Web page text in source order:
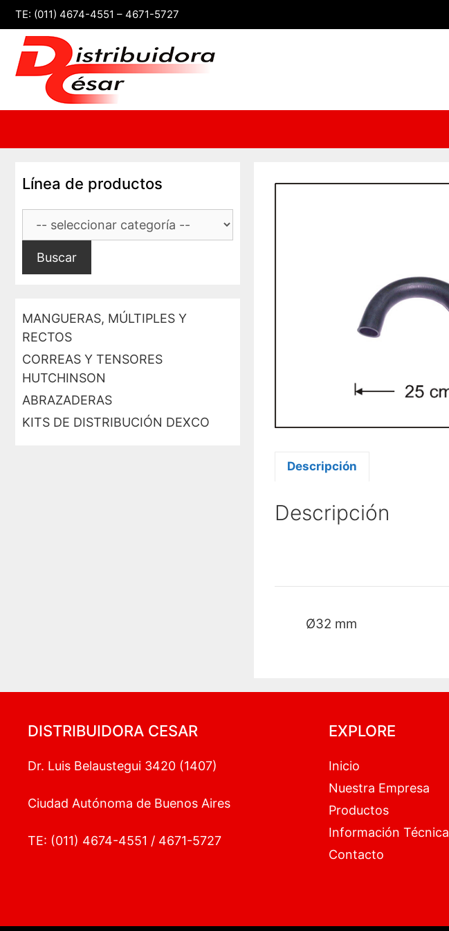
Saltar
contenido
TE: (011) 4674-4551 – 4671-5727
Descripción
Descripción
Ø32 mm
Línea de productos
Buscar
MANGUERAS, MÚLTIPLES Y
RECTOS
CORREAS Y TENSORES
HUTCHINSON
ABRAZADERAS
KITS DE DISTRIBUCIÓN DEXCO
DISTRIBUIDORA CESAR
Dr. Luis Belaustegui 3420 (1407)
Ciudad Autónoma de Buenos Aires
TE: (011) 4674-4551 / 4671-5727
EXPLORE
Inicio
Nuestra Empresa
Productos
Información Técnica
Contacto